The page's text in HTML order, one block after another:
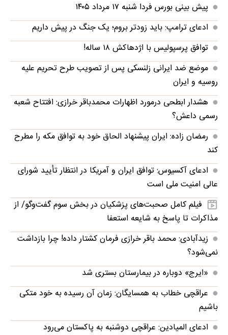
پیش بینی بورس فردا شنبه ۱۷ مرداد ۱۴۰۵
ادعای ترامپ: باید زودتر بروم؛ یک جنگ در پیش داریم
توافق پرسپولیس با اژدهاکش ۱۸ ساله!
موضع ضد ایرانی زلنسکی پس از تصویب طرح تحریم علیه
روسیه و ایران
هشدار ابطحی درمورد اظهارات محمدباقر خرازی: افتتاح شعبه
رسمی داعش؟
رمضان زاده: ایران پیشنهاد الحاق خود به توافق مکه را مطرح
کند
ادعای آکسیوس: توافق ایران و آمریکا در انتظار تأیید شورای
عالی امنیت ملی است
فیلم کامل صحبت‌های پزشکیان در بخش سوم گفت‌وگو/ از
مذاکرات تا پاسخ به شایعه استعفا
زیدآبادی: محمد باقر خرازی فرمان کشتار داده! چرا بازداشت
نمی‌شود؟
«ایرج» دوباره در بیمارستان بستری شد
عراقچی خطاب به همسایگان: زمان آن رسیده به خود متکی
باشیم
ادعای المیادین: عراقچی دوشنبه به پاکستان می‌رود